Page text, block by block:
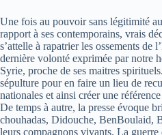
Une fois au pouvoir sans légitimité
rapport à ses contemporains, vrais
s’attelle à rapatrier les ossements de
dernière volonté exprimée par notre
Syrie, proche de ses maitres
sépulture pour en faire un lieu de
nationales et ainsi créer une
De temps à autre, la presse évoque
chouhadas, Didouche, BenBoulaid,
leurs compagnons vivants. La